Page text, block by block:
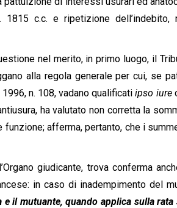
1815 c.c. e ripetizione dell’indebito,
nel merito, in primo luogo, il
alla regola generale per cui, se
1996, n. 108, vadano qualificatiipso iure
ha valutato non corretta la
afferma, pertanto, che i
giudicante, trova conferma
in caso di inadempimento del
e il mutuante, quando applica sulla